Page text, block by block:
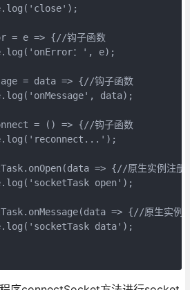
= e => {//钩子函数
：', e);
= data => {//钩子函数
data);
= () => {//钩子函数
=> {//原生实例注册
open');
=> {//原生实例注
data');